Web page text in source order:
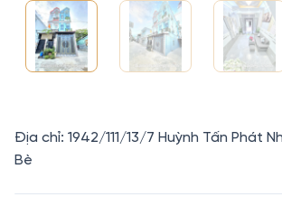
Địa chỉ: 1942/111/13/7 Huỳnh Tấn Phát
Bè